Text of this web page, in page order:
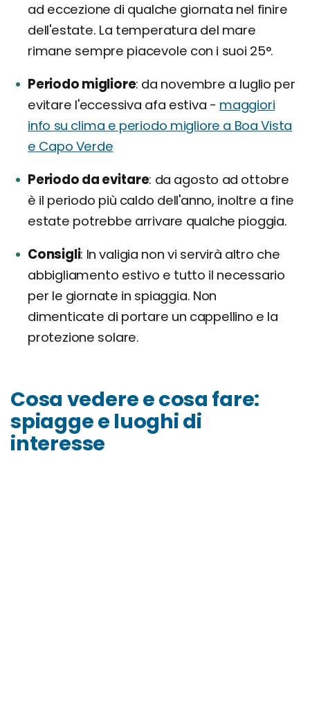
ad eccezione di qualche giornata nel finire
dell'estate. La temperatura del mare
rimane sempre piacevole con i suoi 25°.
Periodo migliore da novembre a luglio per
evitare l'eccessiva afa estiva - maggiori
info su clima e periodo migliore a Boa Vista
e Capo Verde
Periodo da evitare da agosto ad ottobre
è il periodo più caldo dell'anno, inoltre a fine
estate potrebbe arrivare qualche pioggia.
Consigli In valigia non vi servirà altro che
abbigliamento estivo e tutto il necessario
per le giornate in spiaggia. Non
dimenticate di portare un cappellino e la
protezione solare.
Cosa vedere e cosa fare:
spiagge e luoghi di
interesse